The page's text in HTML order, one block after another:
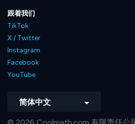
跟着我们
TikTok
X / Twitter
Instagram
Facebook
YouTube
简体中文